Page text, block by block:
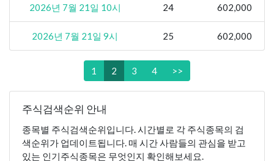
2026년 7월 21일 10시 24 602,000
2026년 7월 21일 9시 25 602,000
1 2 3 4 >>
주식검색순위 안내
종목별 주식검색순위입니다. 시간별로 각 주식종목의 검
색순위가 업데이트됩니다. 매 시간 사람들의 관심을 받고
있는 인기주식종목은 무엇인지 확인해보세요.